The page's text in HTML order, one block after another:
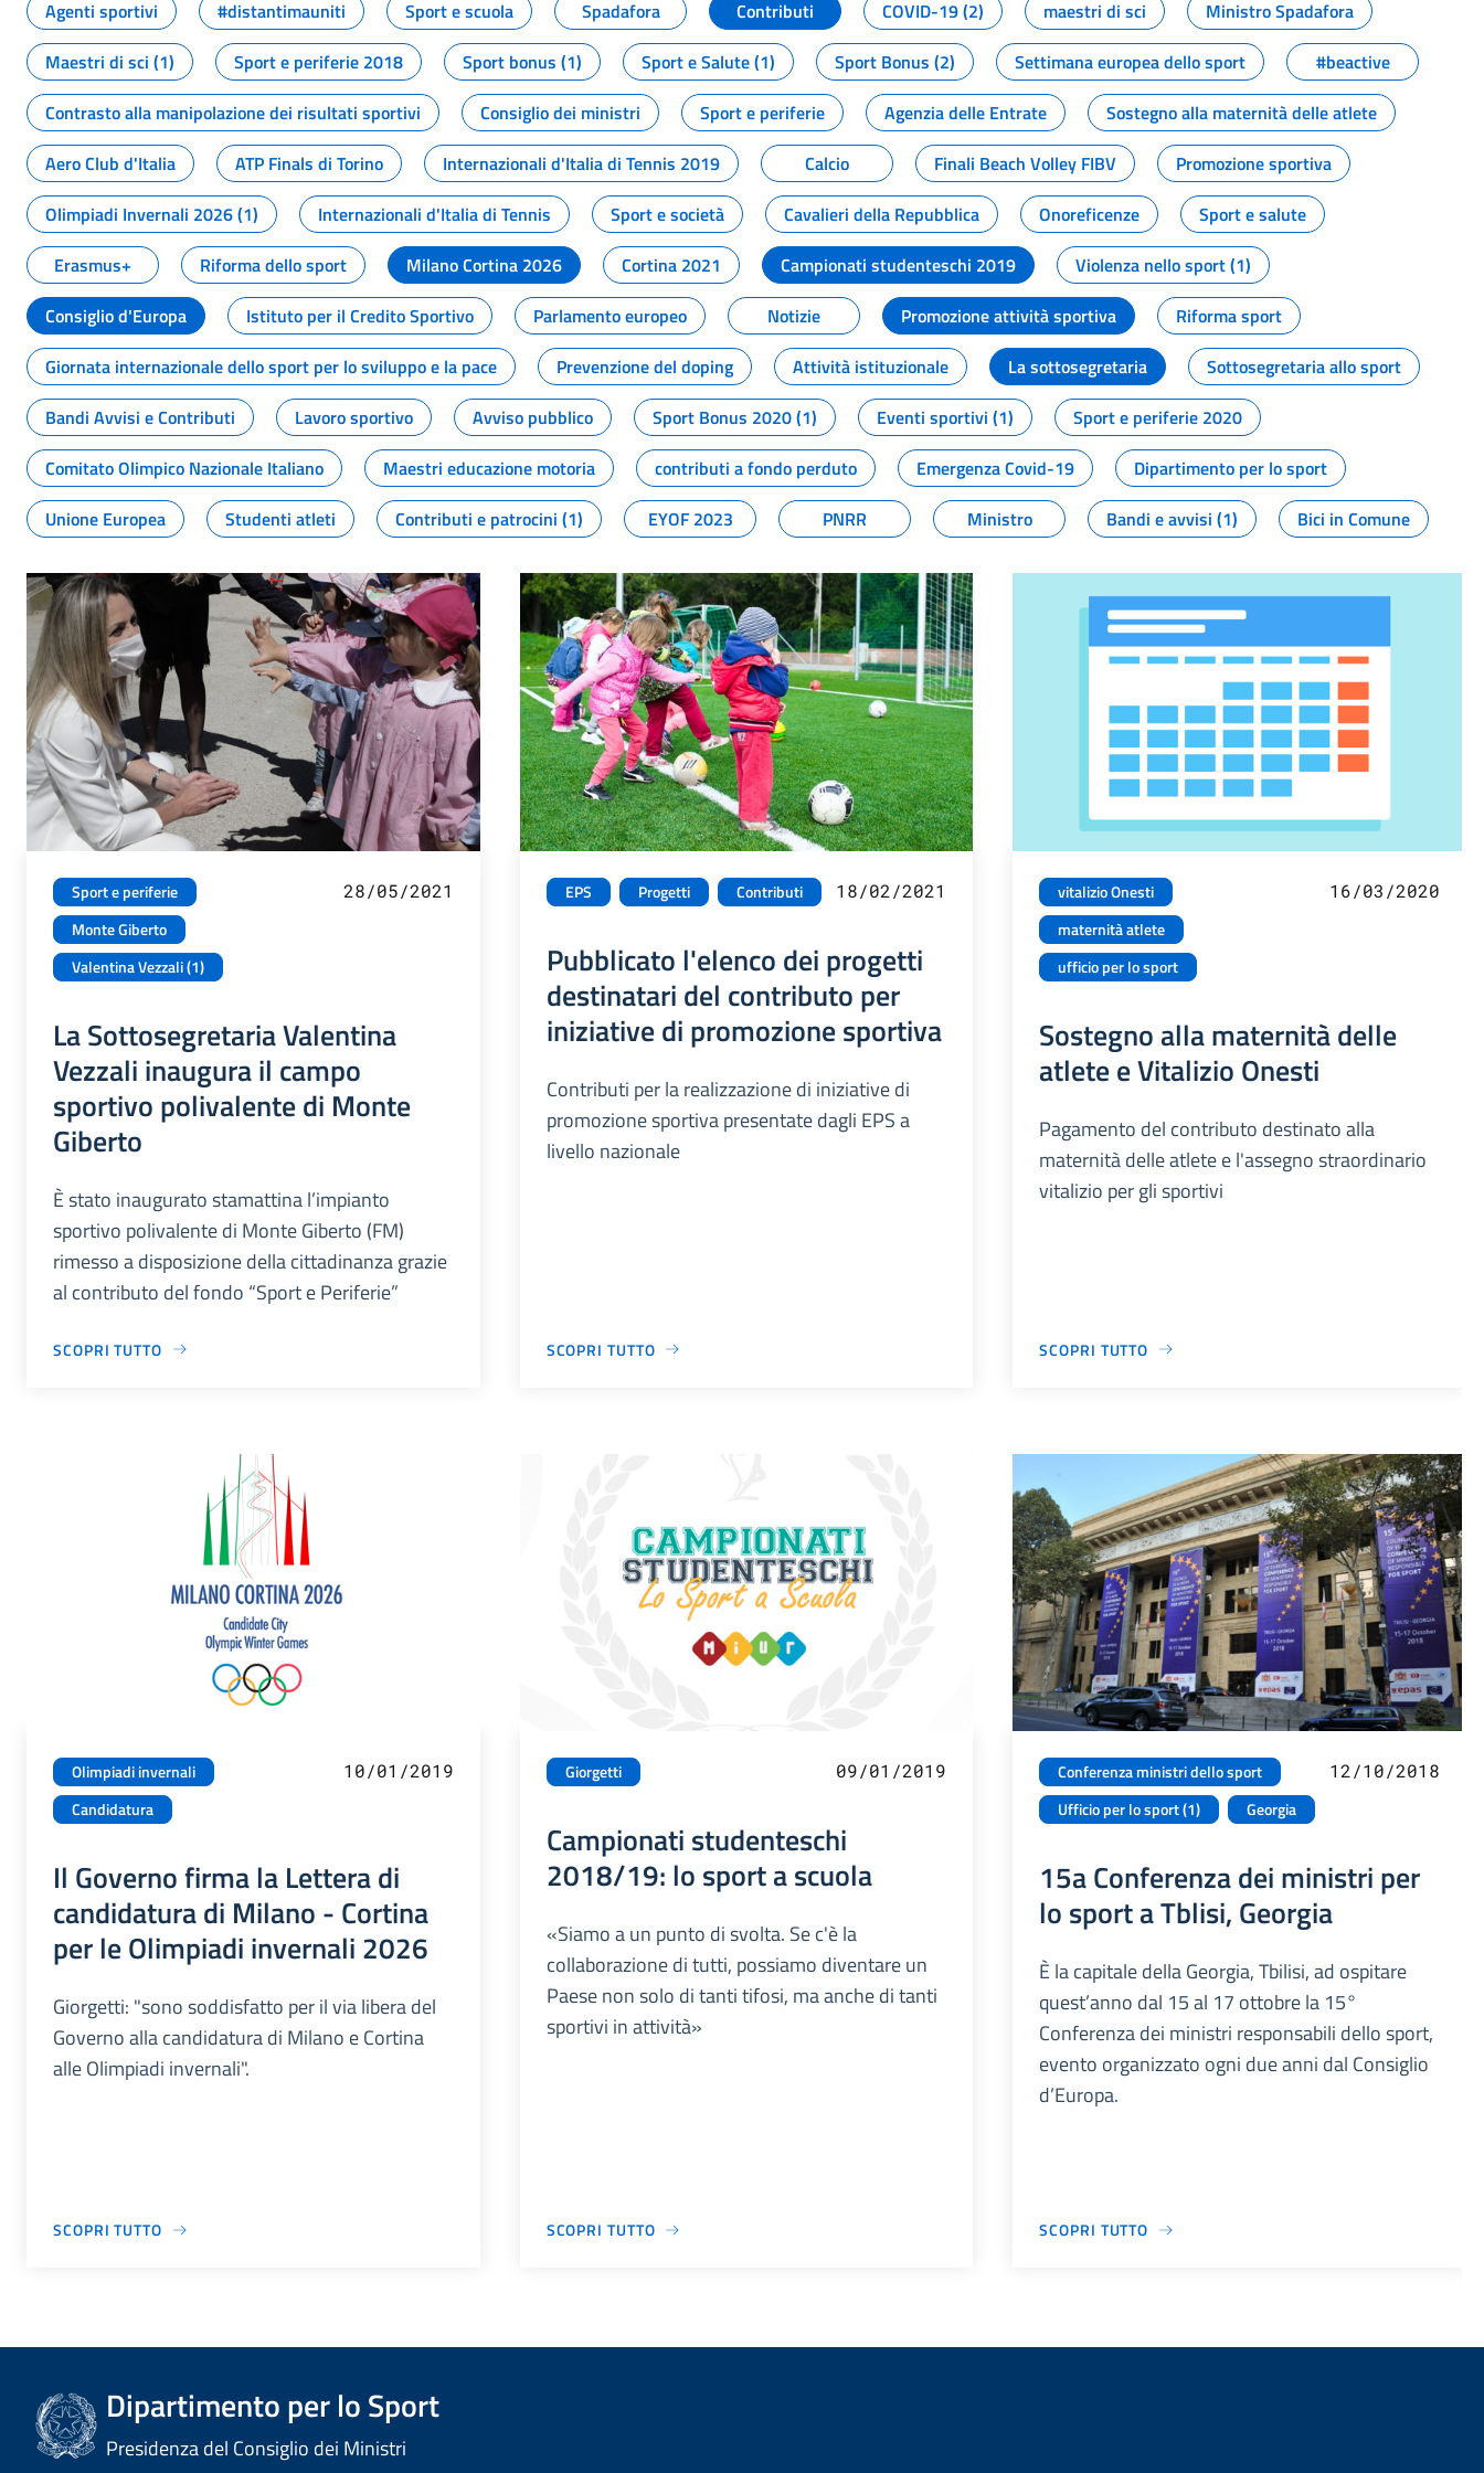
Agenti sportivi
#distantimauniti Sport e scuola Spadafora Contributi COVID-19 (2) maestri di sci
Ministro Spadafora
Maestri di sci (1)
Sport e periferie 2018 Sport bonus (1) Sport e Salute (1) Sport Bonus (2) Settimana europea dello sport
#beactive
Contrasto alla manipolazione dei risultati sportivi
Consiglio dei ministri Sport e periferie Agenzia delle Entrate
Sostegno alla maternità delle atlete
Aero Club d'Italia
ATP Finals di Torino Internazionali d'Italia di Tennis 2019 Calcio Finali Beach Volley FIBV
Promozione sportiva
Olimpiadi Invernali 2026 (1)
Internazionali d'Italia di Tennis Sport e società Cavalieri della Repubblica Onoreficenze
Sport e salute
Erasmus+
Riforma dello sport Milano Cortina 2026 Cortina 2021 Campionati studenteschi 2019
Violenza nello sport (1)
Consiglio d'Europa
Istituto per il Credito Sportivo Parlamento europeo Notizie Promozione attività sportiva
Riforma sport
Giornata internazionale dello sport per lo sviluppo e la pace
Prevenzione del doping Attività istituzionale La sottosegretaria
Sottosegretaria allo sport
Bandi Avvisi e Contributi
Lavoro sportivo Avviso pubblico Sport Bonus 2020 (1) Eventi sportivi (1)
Sport e periferie 2020
Comitato Olimpico Nazionale Italiano
Maestri educazione motoria contributi a fondo perduto Emergenza Covid-19
Dipartimento per lo sport
Unione Europea
Studenti atleti Contributi e patrocini (1) EYOF 2023 PNRR Ministro Bandi e avvisi (1) Bici in Comune
Sport e periferie
Monte Giberto
Valentina Vezzali (1)
28/05/2021
La Sottosegretaria Valentina
Vezzali inaugura il campo
sportivo polivalente di Monte
Giberto
È stato inaugurato stamattina l’impianto
sportivo polivalente di Monte Giberto (FM)
rimesso a disposizione della cittadinanza grazie
al contributo del fondo “Sport e Periferie”
SCOPRI TUTTO
EPS Progetti Contributi 18/02/2021
Pubblicato l'elenco dei progetti
destinatari del contributo per
iniziative di promozione sportiva
Contributi per la realizzazione di iniziative di
promozione sportiva presentate dagli EPS a
livello nazionale
SCOPRI TUTTO
vitalizio Onesti
maternità atlete
ufficio per lo sport
16/03/2020
Sostegno alla maternità delle
atlete e Vitalizio Onesti
Pagamento del contributo destinato alla
maternità delle atlete e l'assegno straordinario
vitalizio per gli sportivi
SCOPRI TUTTO
Olimpiadi invernali
Candidatura
10/01/2019
Il Governo firma la Lettera di
candidatura di Milano - Cortina
per le Olimpiadi invernali 2026
Giorgetti: "sono soddisfatto per il via libera del
Governo alla candidatura di Milano e Cortina
alle Olimpiadi invernali".
SCOPRI TUTTO
Giorgetti 09/01/2019
Campionati studenteschi
2018/19: lo sport a scuola
«Siamo a un punto di svolta. Se c'è la
collaborazione di tutti, possiamo diventare un
Paese non solo di tanti tifosi, ma anche di tanti
sportivi in attività»
SCOPRI TUTTO
Conferenza ministri dello sport
Ufficio per lo sport (1)
Georgia
12/10/2018
15a Conferenza dei ministri per
lo sport a Tblisi, Georgia
È la capitale della Georgia, Tbilisi, ad ospitare
quest’anno dal 15 al 17 ottobre la 15°
Conferenza dei ministri responsabili dello sport,
evento organizzato ogni due anni dal Consiglio
d’Europa.
SCOPRI TUTTO
Dipartimento per lo Sport
Presidenza del Consiglio dei Ministri